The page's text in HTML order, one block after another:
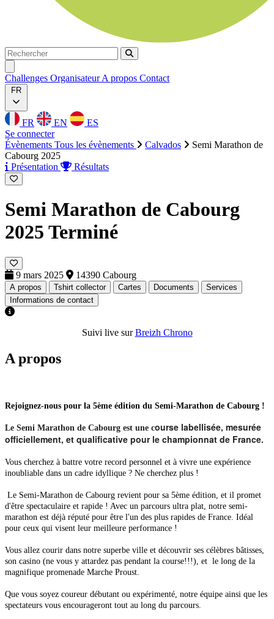
Rechercher
Rechercher
Challenges OrganisateurA propos Contact
FR
FR EN
ES
Se connecter
Évènements Tous les évènements Calvados
Semi Marathon de
Cabourg 2025
Présentation
Résultats
Semi Marathon de Cabourg
2025 Terminé
9 mars 2025 14390 Cabourg
A propos Tshirt collector Cartes Documents
Services
Informations de contact
Suivi live surBreizh Chrono
A propos
Rejoignez-nous pour la 5ème édition du Semi-Marathon de Cabourg !
Le Semi Marathon de Cabourg est une course labellisée, mesurée
officiellement, et qualificative pour le championnat de France.
Vous cherchez à battre votre record personnel et à vivre une expérience
inoubliable dans un cadre idyllique ? Ne cherchez plus !
Le Semi-Marathon de Cabourg revient pour sa 5ème édition, et il promet
d'être spectaculaire et rapide ! Avec un parcours ultra plat, notre semi-
marathon est déjà réputé pour être l'un des plus rapides de France. Idéal
pour ceux qui visent leur meilleure performance !
Vous allez courir dans notre superbe ville et découvrir ses célèbres bâtisses,
son casino (ne vous y attardez pas pendant la course!!!), et le long de la
magnifique promenade Marche Proust.
Que vous soyez coureur débutant ou expérimenté, notre équipe ainsi que les
spectateurs vous encourageront tout au long du parcours.